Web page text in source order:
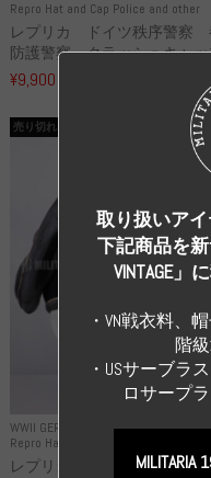
Repro Hat and Cap Police and other
レプリカ ドイツ秩序警察
防護警察 クラッシュキャッ
¥9,900
WWII GERMANY
Repro Hat and Cap SS and WSS
売り切れ
レプリカ 武装親衛隊
取り扱いアイ
下記商品を新
VINTAGE」
・VN戦衣料、
階
・USサーブラ
ロサープ
MILITARIA